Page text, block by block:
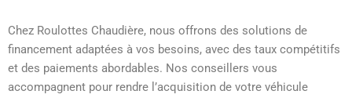
Chez Roulottes Chaudière, nous offrons des solutions de
financement adaptées à vos besoins, avec des taux compétitifs
et des paiements abordables. Nos conseillers vous
accompagnent pour rendre l’acquisition de votre véhicule